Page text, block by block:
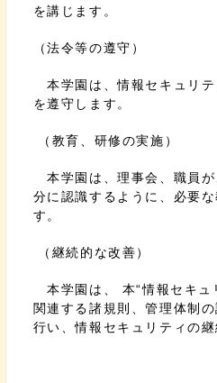
を講じます。
（法令等の遵守）
本学園は、情報セキュリ
を遵守します。
（教育、研修の実施）
本学園は、理事会、職員
分に認識するように、必要
す。
（継続的な改善）
本学園は、 本“情報セキュ
関連する諸規則、管理体制
行い、情報セキュリティの